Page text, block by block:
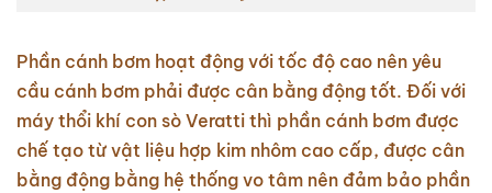
Phần cánh bơm hoạt động với tốc độ cao nên yêu
cầu cánh bơm phải được cân bằng động tốt. Đối với
máy thổi khí con sò Veratti thì phần cánh bơm được
chế tạo từ vật liệu hợp kim nhôm cao cấp, được cân
bằng động bằng hệ thống vo tâm nên đảm bảo phần